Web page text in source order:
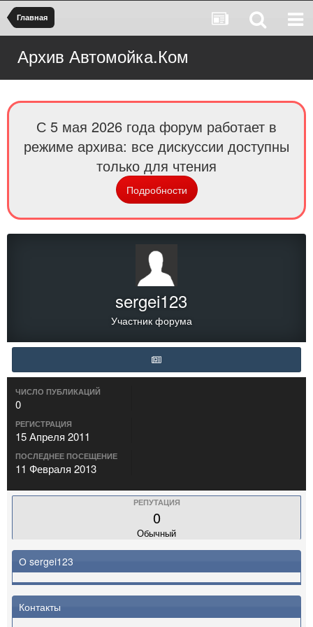
Главная
Архив Автомойка.Ком
С 5 мая 2026 года форум работает в
режиме архива: все дискуссии доступны
только для чтения
Подробности
sergei123
Участник форума
ЧИСЛО ПУБЛИКАЦИЙ
0
РЕГИСТРАЦИЯ
15 Апреля 2011
ПОСЛЕДНЕЕ ПОСЕЩЕНИЕ
11 Февраля 2013
РЕПУТАЦИЯ
0
Обычный
О sergei123
Контакты